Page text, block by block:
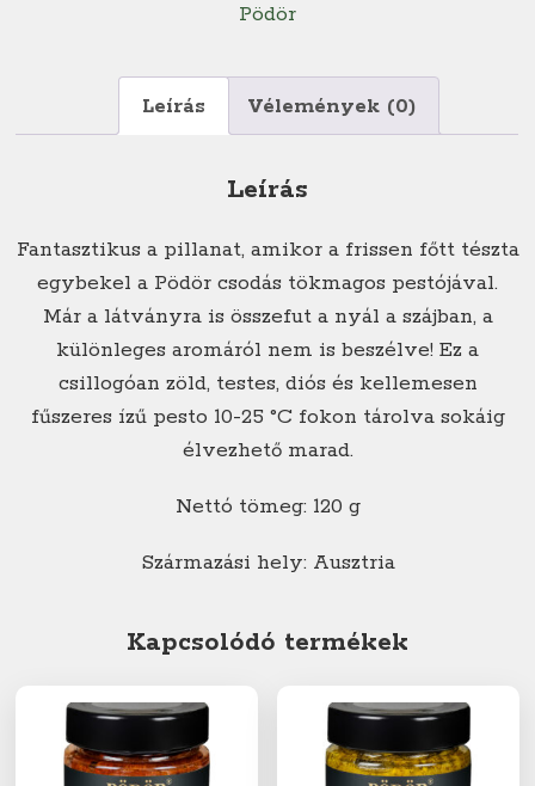
Pödör
Leírás Vélemények (0)
Leírás
Fantasztikus a pillanat, amikor a frissen főtt tészta
egybekel a Pödör csodás tökmagos pestójával.
Már a látványra is összefut a nyál a szájban, a
különleges aromáról nem is beszélve! Ez a
csillogóan zöld, testes, diós és kellemesen
fűszeres ízű pesto 10-25 °C fokon tárolva sokáig
élvezhető marad.
Nettó tömeg: 120 g
Származási hely: Ausztria
Kapcsolódó termékek